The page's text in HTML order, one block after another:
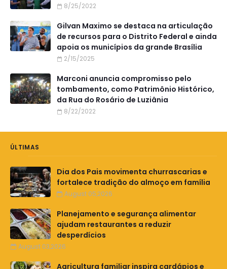
8/25/2022
Gilvan Maximo se destaca na articulação
de recursos para o Distrito Federal e ainda
apoia os municípios da grande Brasília
2/15/2025
Marconi anuncia compromisso pelo
tombamento, como Patrimônio Histórico,
da Rua do Rosário de Luziânia
8/22/2022
ÚLTIMAS
Dia dos Pais movimenta churrascarias e
fortalece tradição do almoço em família
August 05,2026
Planejamento e segurança alimentar
ajudam restaurantes a reduzir
desperdícios
August 03,2026
Agricultura familiar inspira cardápios e